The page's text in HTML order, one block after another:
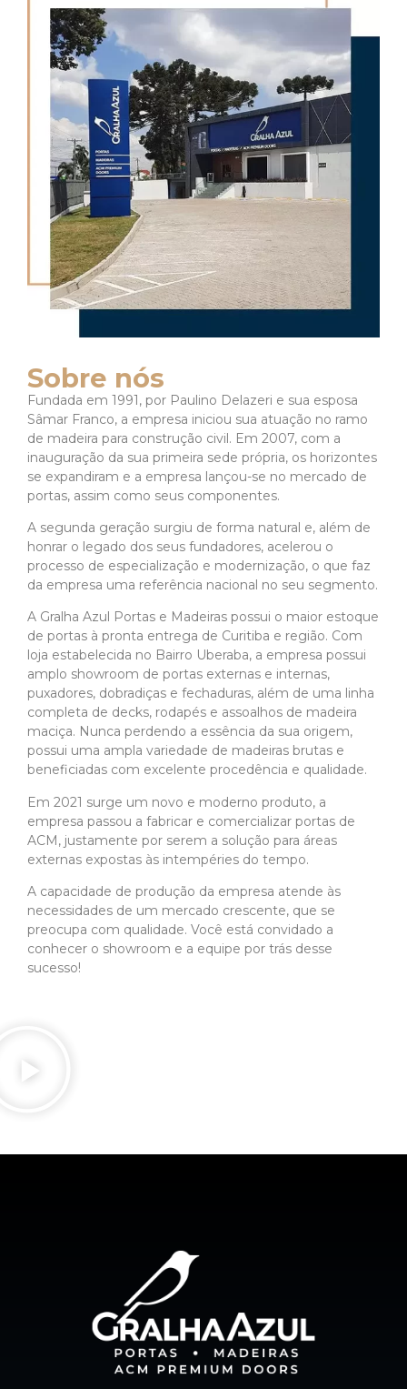
Sobre nós
Fundada em 1991, por Paulino Delazeri e sua esposa
Sâmar Franco, a empresa iniciou sua atuação no ramo
de madeira para construção civil. Em 2007, com a
inauguração da sua primeira sede própria, os horizontes
se expandiram e a empresa lançou-se no mercado de
portas, assim como seus componentes.
A segunda geração surgiu de forma natural e, além de
honrar o legado dos seus fundadores, acelerou o
processo de especialização e modernização, o que faz
da empresa uma referência nacional no seu segmento.
A Gralha Azul Portas e Madeiras possui o maior estoque
de portas à pronta entrega de Curitiba e região. Com
loja estabelecida no Bairro Uberaba, a empresa possui
amplo showroom de portas externas e internas,
puxadores, dobradiças e fechaduras, além de uma linha
completa de decks, rodapés e assoalhos de madeira
maciça. Nunca perdendo a essência da sua origem,
possui uma ampla variedade de madeiras brutas e
beneficiadas com excelente procedência e qualidade.
Em 2021 surge um novo e moderno produto, a
empresa passou a fabricar e comercializar portas de
ACM, justamente por serem a solução para áreas
externas expostas às intempéries do tempo.
A capacidade de produção da empresa atende às
necessidades de um mercado crescente, que se
preocupa com qualidade. Você está convidado a
conhecer o showroom e a equipe por trás desse
sucesso!